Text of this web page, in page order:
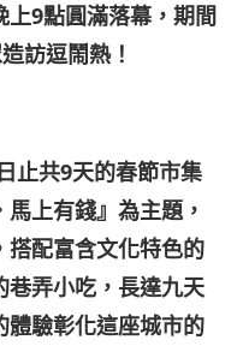
上9點圓滿落幕，期間
訪逗鬧熱！
日止共9天的春節市集
上有錢』為主題，
搭配富含文化特色的
巷弄小吃，長達九天
體驗彰化這座城市的